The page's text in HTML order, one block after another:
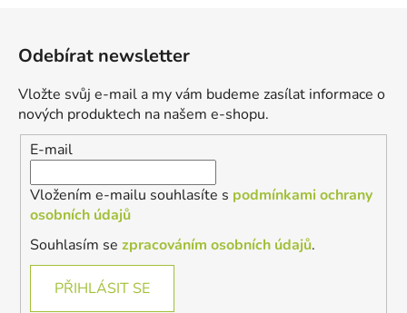
Odebírat newsletter
Vložte svůj e-mail a my vám budeme zasílat informace o
nových produktech na našem e-shopu.
E-mail
Vložením e-mailu souhlasíte s podmínkami ochrany
osobních údajů
Souhlasím se zpracováním osobních údajů.
PŘIHLÁSIT SE